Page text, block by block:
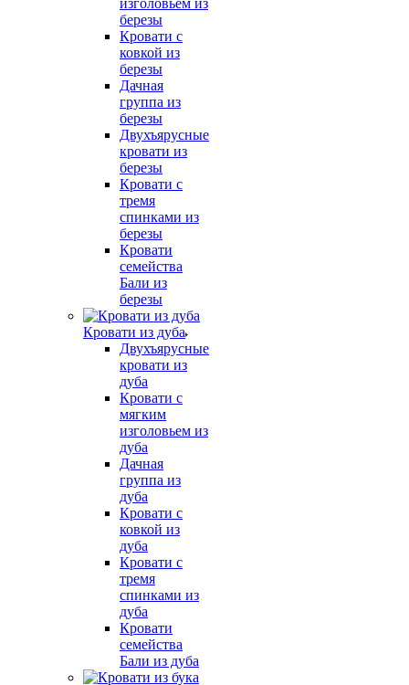
изголовьем из
березы
Кровати с
ковкой из
березы
Дачная
группа из
березы
Двухъярусные
кровати из
березы
Кровати с
тремя
спинками из
березы
Кровати
семейства
Бали из
березы
Кровати из дуба
Двухъярусные
кровати из
дуба
Кровати с
мягким
изголовьем из
дуба
Дачная
группа из
дуба
Кровати с
ковкой из
дуба
Кровати с
тремя
спинками из
дуба
Кровати
семейства
Бали из дуба